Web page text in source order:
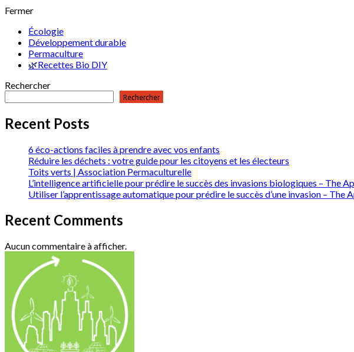
Fermer
Écologie
Développement durable
Permaculture
🌿Recettes Bio DIY
Rechercher
Rechercher
Recent Posts
6 éco-actions faciles à prendre avec vos enfants
Réduire les déchets : votre guide pour les citoyens et les électeurs
Toits verts | Association Permaculturelle
L’intelligence artificielle pour prédire le succès des invasions biologiques – The
Utiliser l’apprentissage automatique pour prédire le succès d’une invasion – The
Recent Comments
Aucun commentaire à afficher.